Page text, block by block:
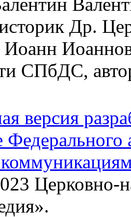
Др.
Иоанн
СПбДС,
версия
Церковно-